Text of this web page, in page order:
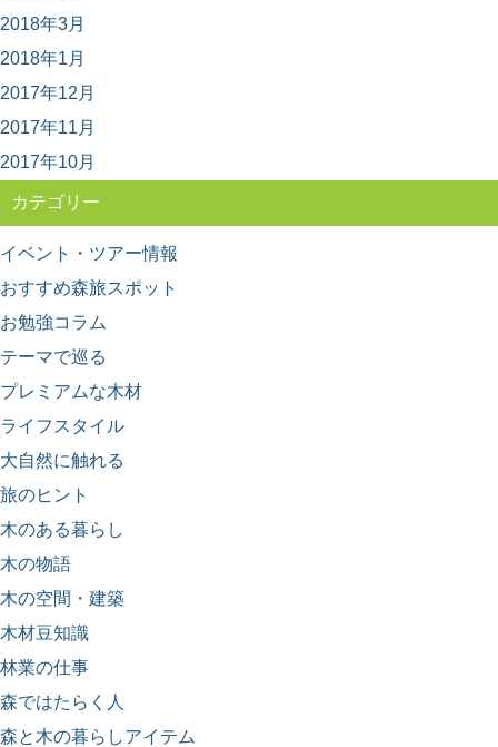
地、神奈川県の三浦半島。 ここには、貴重な自然...
2018年3月
2018年1月
2017年12月
2017年11月
2017年10月
カテゴリー
イベント・ツアー情報
おすすめ森旅スポット
お勉強コラム
テーマで巡る
プレミアムな木材
ライフスタイル
大自然に触れる
旅のヒント
木のある暮らし
木の物語
木の空間・建築
木材豆知識
林業の仕事
森ではたらく人
森と木の暮らしアイテム